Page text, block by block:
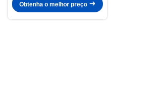
Obtenha o melhor preço